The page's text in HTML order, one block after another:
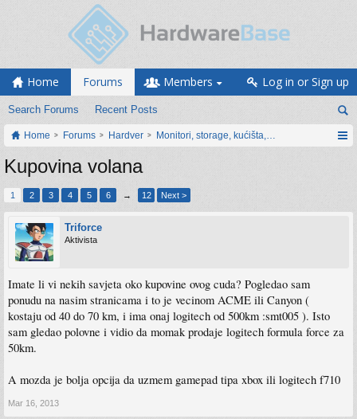
Home Forums
Search Forums Recent Posts
Members Log in or Sign up
Home Forums Hardver Monitori, storage, kućišta, periferija
Kupovina volana
1 2 3 4 5 6 → 12 Next >
Triforce
Aktivista
Imate li vi nekih savjeta oko kupovine ovog cuda? Pogledao sam
ponudu na nasim stranicama i to je vecinom ACME ili Canyon (
kostaju od 40 do 70 km, i ima onaj logitech od 500km :smt005 ). Isto
sam gledao polovne i vidio da momak prodaje logitech formula force za
50km.
A mozda je bolja opcija da uzmem gamepad tipa xbox ili logitech f710
Mar 16, 2013